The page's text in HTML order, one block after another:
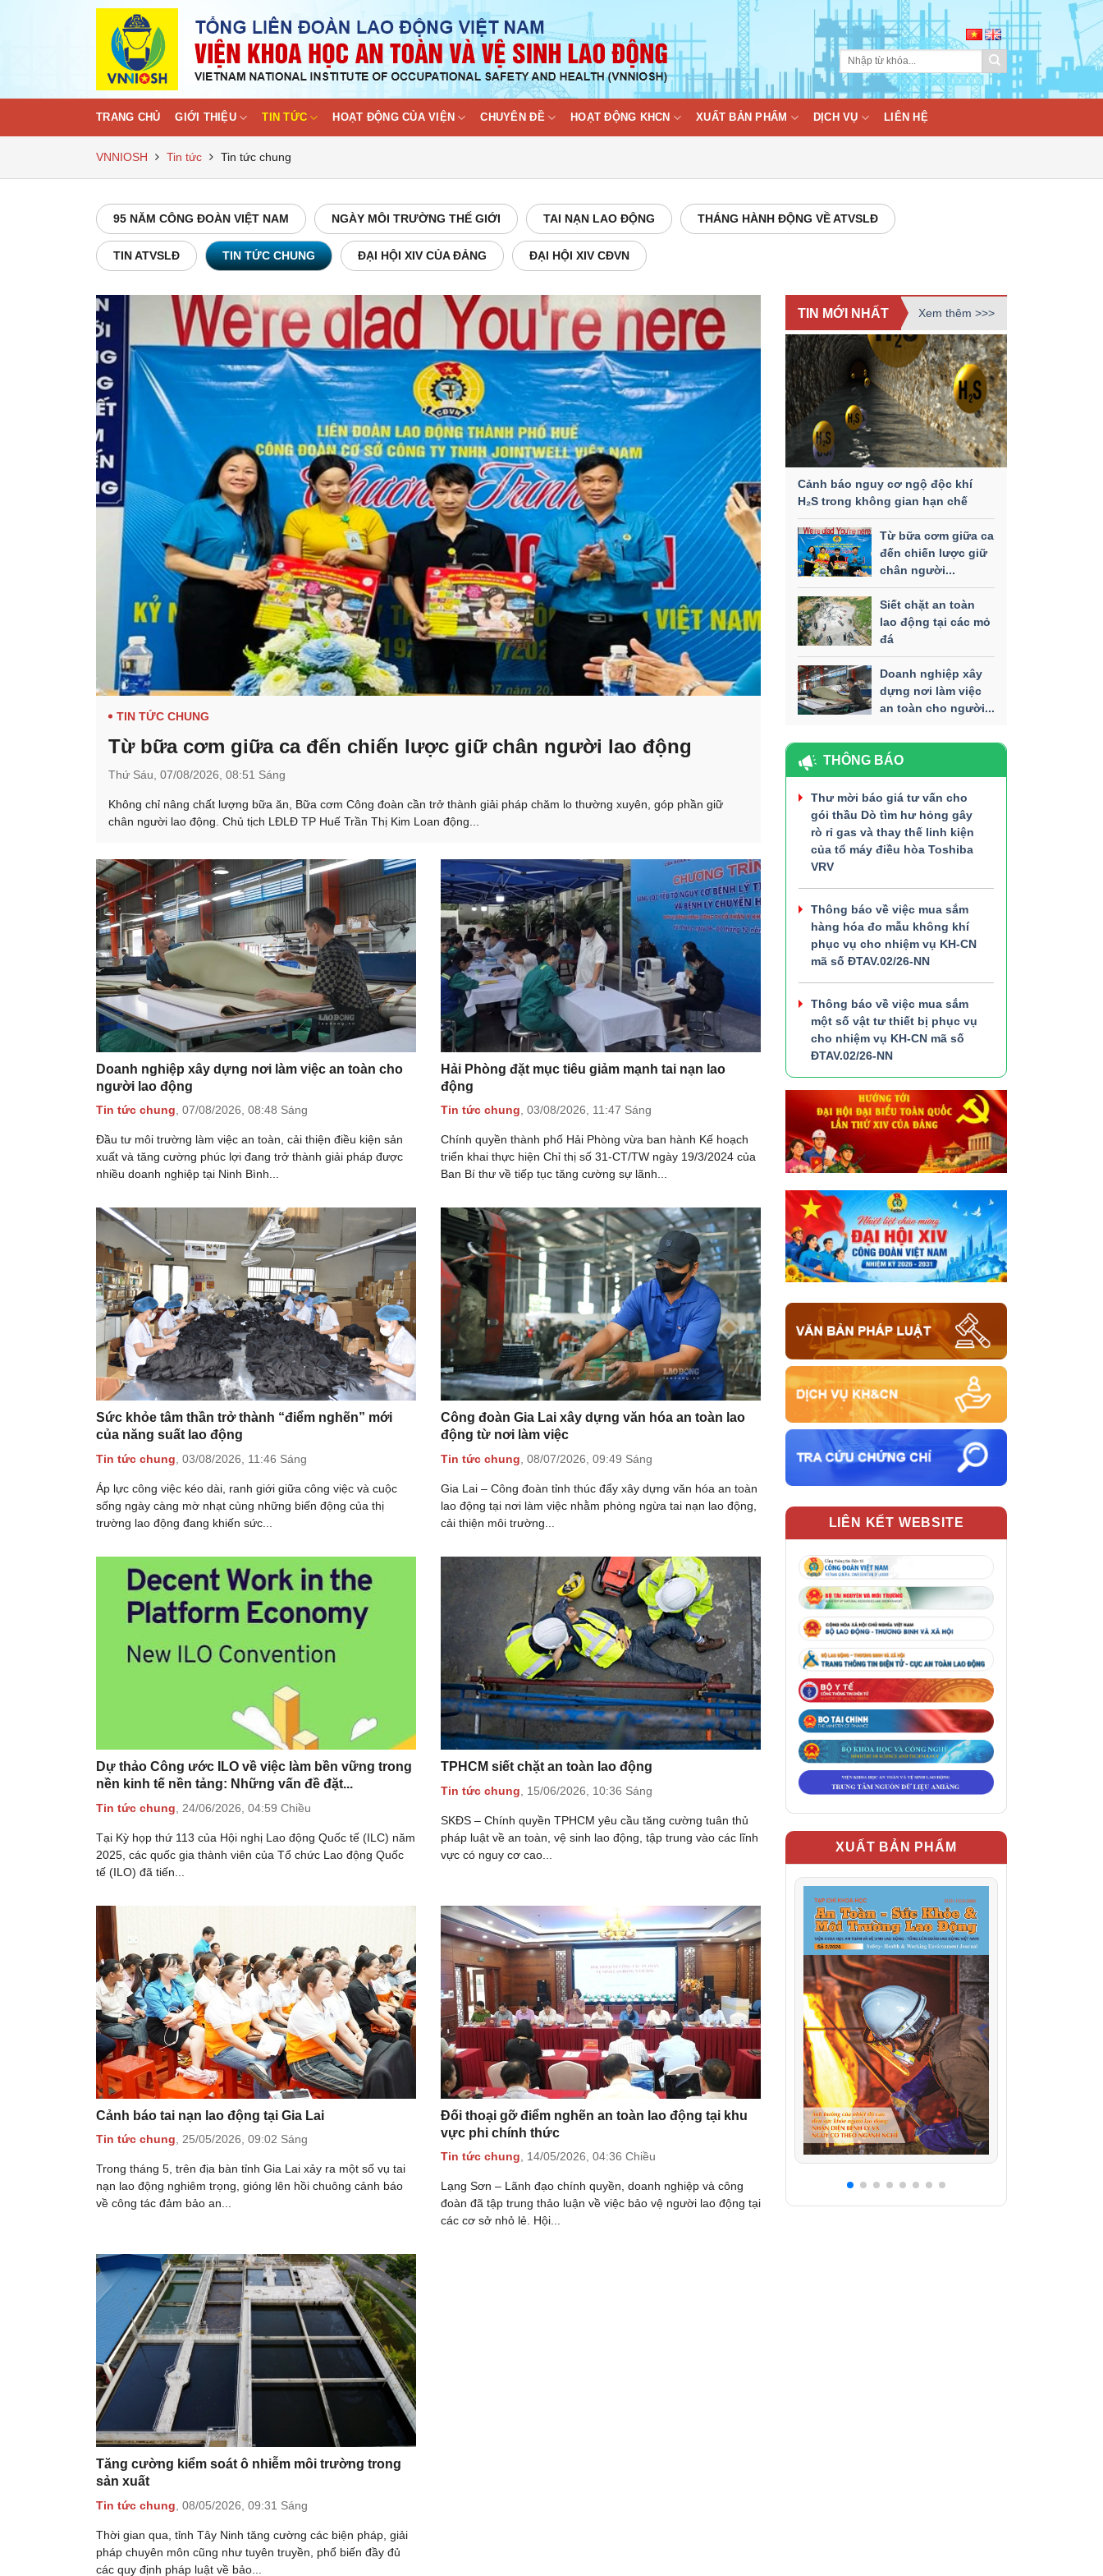
TRANG CHỦ GIỚI THIỆU TIN TỨC HOẠT ĐỘNG CỦA VIỆN CHUYÊN ĐỀ HOẠT ĐỘNG KHCN XUẤT BẢN PHẨM DỊCH VỤ LIÊN HỆ
VNNIOSH Tin tức Tin tức chung
95 NĂM CÔNG ĐOÀN VIỆT NAM NGÀY MÔI TRƯỜNG THẾ GIỚI TAI NẠN LAO ĐỘNG THÁNG HÀNH ĐỘNG VỀ ATVSLĐ
TIN ATVSLĐ TIN TỨC CHUNG ĐẠI HỘI XIV CỦA ĐẢNG ĐẠI HỘI XIV CĐVN
TIN TỨC CHUNG
Từ bữa cơm giữa ca đến chiến lược giữ chân người lao động
Thứ Sáu, 07/08/2026, 08:51 Sáng
Không chỉ nâng chất lượng bữa ăn, Bữa cơm Công đoàn cần trở thành giải pháp chăm lo thường xuyên, góp phần giữ
chân người lao động. Chủ tịch LĐLĐ TP Huế Trần Thị Kim Loan động...
Doanh nghiệp xây dựng nơi làm việc an toàn cho
người lao động
Tin tức chung, 07/08/2026, 08:48 Sáng
Đầu tư môi trường làm việc an toàn, cải thiện điều kiện sản
xuất và tăng cường phúc lợi đang trở thành giải pháp được
nhiều doanh nghiệp tại Ninh Bình...
Hải Phòng đặt mục tiêu giảm mạnh tai nạn lao
động
Tin tức chung, 03/08/2026, 11:47 Sáng
Chính quyền thành phố Hải Phòng vừa ban hành Kế hoạch
triển khai thực hiện Chỉ thị số 31-CT/TW ngày 19/3/2024 của
Ban Bí thư về tiếp tục tăng cường sự lãnh...
Sức khỏe tâm thần trở thành “điểm nghẽn” mới
của năng suất lao động
Tin tức chung 03/08/2026, 11:46 Sáng
Áp lực công việc kéo dài, ranh giới giữa công việc và cuộc
sống ngày càng mờ nhạt cùng những biến động của thị
trường lao động đang khiến sức...
Công đoàn Gia Lai xây dựng văn hóa an toàn lao
động từ nơi làm việc
Tin tức chung 08/07/2026, 09:49 Sáng
Gia Lai – Công đoàn tỉnh thúc đẩy xây dựng văn hóa an toàn
lao động tại nơi làm việc nhằm phòng ngừa tai nạn lao động,
cải thiện môi trường...
Dự thảo Công ước ILO về việc làm bền vững trong
nền kinh tế nền tảng: Những vấn đề đặt...
Tin tức chung 24/06/2026, 04:59 Chiều
Tại Kỳ họp thứ 113 của Hội nghị Lao động Quốc tế (ILC) năm
2025, các quốc gia thành viên của Tổ chức Lao động Quốc
tế (ILO) đã tiến...
TPHCM siết chặt an toàn lao động
Tin tức chung 15/06/2026, 10:36 Sáng
SKĐS – Chính quyền TPHCM yêu cầu tăng cường tuân thủ
pháp luật về an toàn, vệ sinh lao động, tập trung vào các lĩnh
vực có nguy cơ cao...
Cảnh báo tai nạn lao động tại Gia Lai
Tin tức chung, 25/05/2026, 09:02 Sáng
Trong tháng 5, trên địa bàn tỉnh Gia Lai xảy ra một số vụ tai
nạn lao động nghiêm trọng, gióng lên hồi chuông cảnh báo
về công tác đảm bảo an...
Đối thoại gỡ điểm nghẽn an toàn lao động tại khu
vực phi chính thức
Tin tức chung, 14/05/2026, 04:36 Chiều
Lạng Sơn – Lãnh đạo chính quyền, doanh nghiệp và công
đoàn đã tập trung thảo luận về việc bảo vệ người lao động tại
các cơ sở nhỏ lẻ. Hội...
Tăng cường kiểm soát ô nhiễm môi trường trong
sản xuất
Tin tức chung 08/05/2026, 09:31 Sáng
Thời gian qua, tỉnh Tây Ninh tăng cường các biện pháp, giải
pháp chuyên môn cũng như tuyên truyền, phổ biến đầy đủ
các quy định pháp luật về bảo...
TIN MỚI NHẤT Xem thêm >>>
Cảnh báo nguy cơ ngộ độc khí
H₂S trong không gian hạn chế
Từ bữa cơm giữa ca
đến chiến lược giữ
chân người...
Siết chặt an toàn
lao động tại các mỏ
đá
Doanh nghiệp xây
dựng nơi làm việc
an toàn cho người...
THÔNG BÁO
Thư mời báo giá tư vấn cho
gói thầu Dò tìm hư hỏng gây
rò rỉ gas và thay thế linh kiện
của tổ máy điều hòa Toshiba
VRV
Thông báo về việc mua sắm
hàng hóa đo mẫu không khí
phục vụ cho nhiệm vụ KH-CN
mã số ĐTAV.02/26-NN
Thông báo về việc mua sắm
một số vật tư thiết bị phục vụ
cho nhiệm vụ KH-CN mã số
ĐTAV.02/26-NN
LIÊN KẾT WEBSITE
XUẤT BẢN PHẨM